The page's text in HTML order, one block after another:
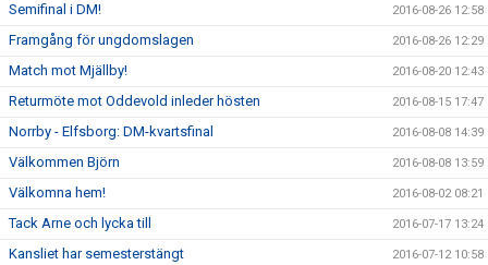
Semifinal i DM! 2016-08-26 12:58
Framgång för ungdomslagen 2016-08-26 12:29
Match mot Mjällby! 2016-08-20 12:43
Returmöte mot Oddevold inleder hösten 2016-08-15 17:47
Norrby - Elfsborg: DM-kvartsfinal 2016-08-08 14:39
Välkommen Björn 2016-08-08 13:59
Välkomna hem! 2016-08-02 08:21
Tack Arne och lycka till 2016-07-17 13:24
Kansliet har semesterstängt 2016-07-12 10:58